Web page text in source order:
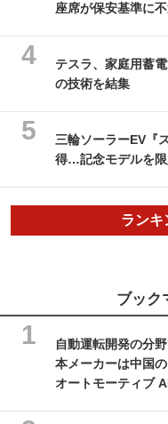
座席が保安基準に
テスラ、家庭用蓄
の技術を結集
三輪ソーラーEV『
得…記念モデルを
ランキ
ブック
自動運転開発の分
本メーカーは中国
オートモーティブ